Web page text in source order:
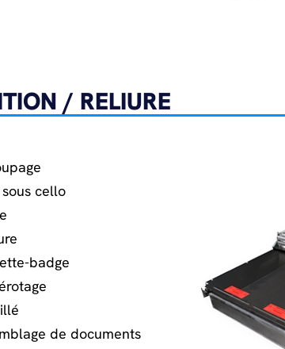
/ RELIURE
cello
badge
de documents